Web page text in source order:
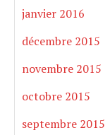
janvier 2016
décembre 2015
novembre 2015
octobre 2015
septembre 2015